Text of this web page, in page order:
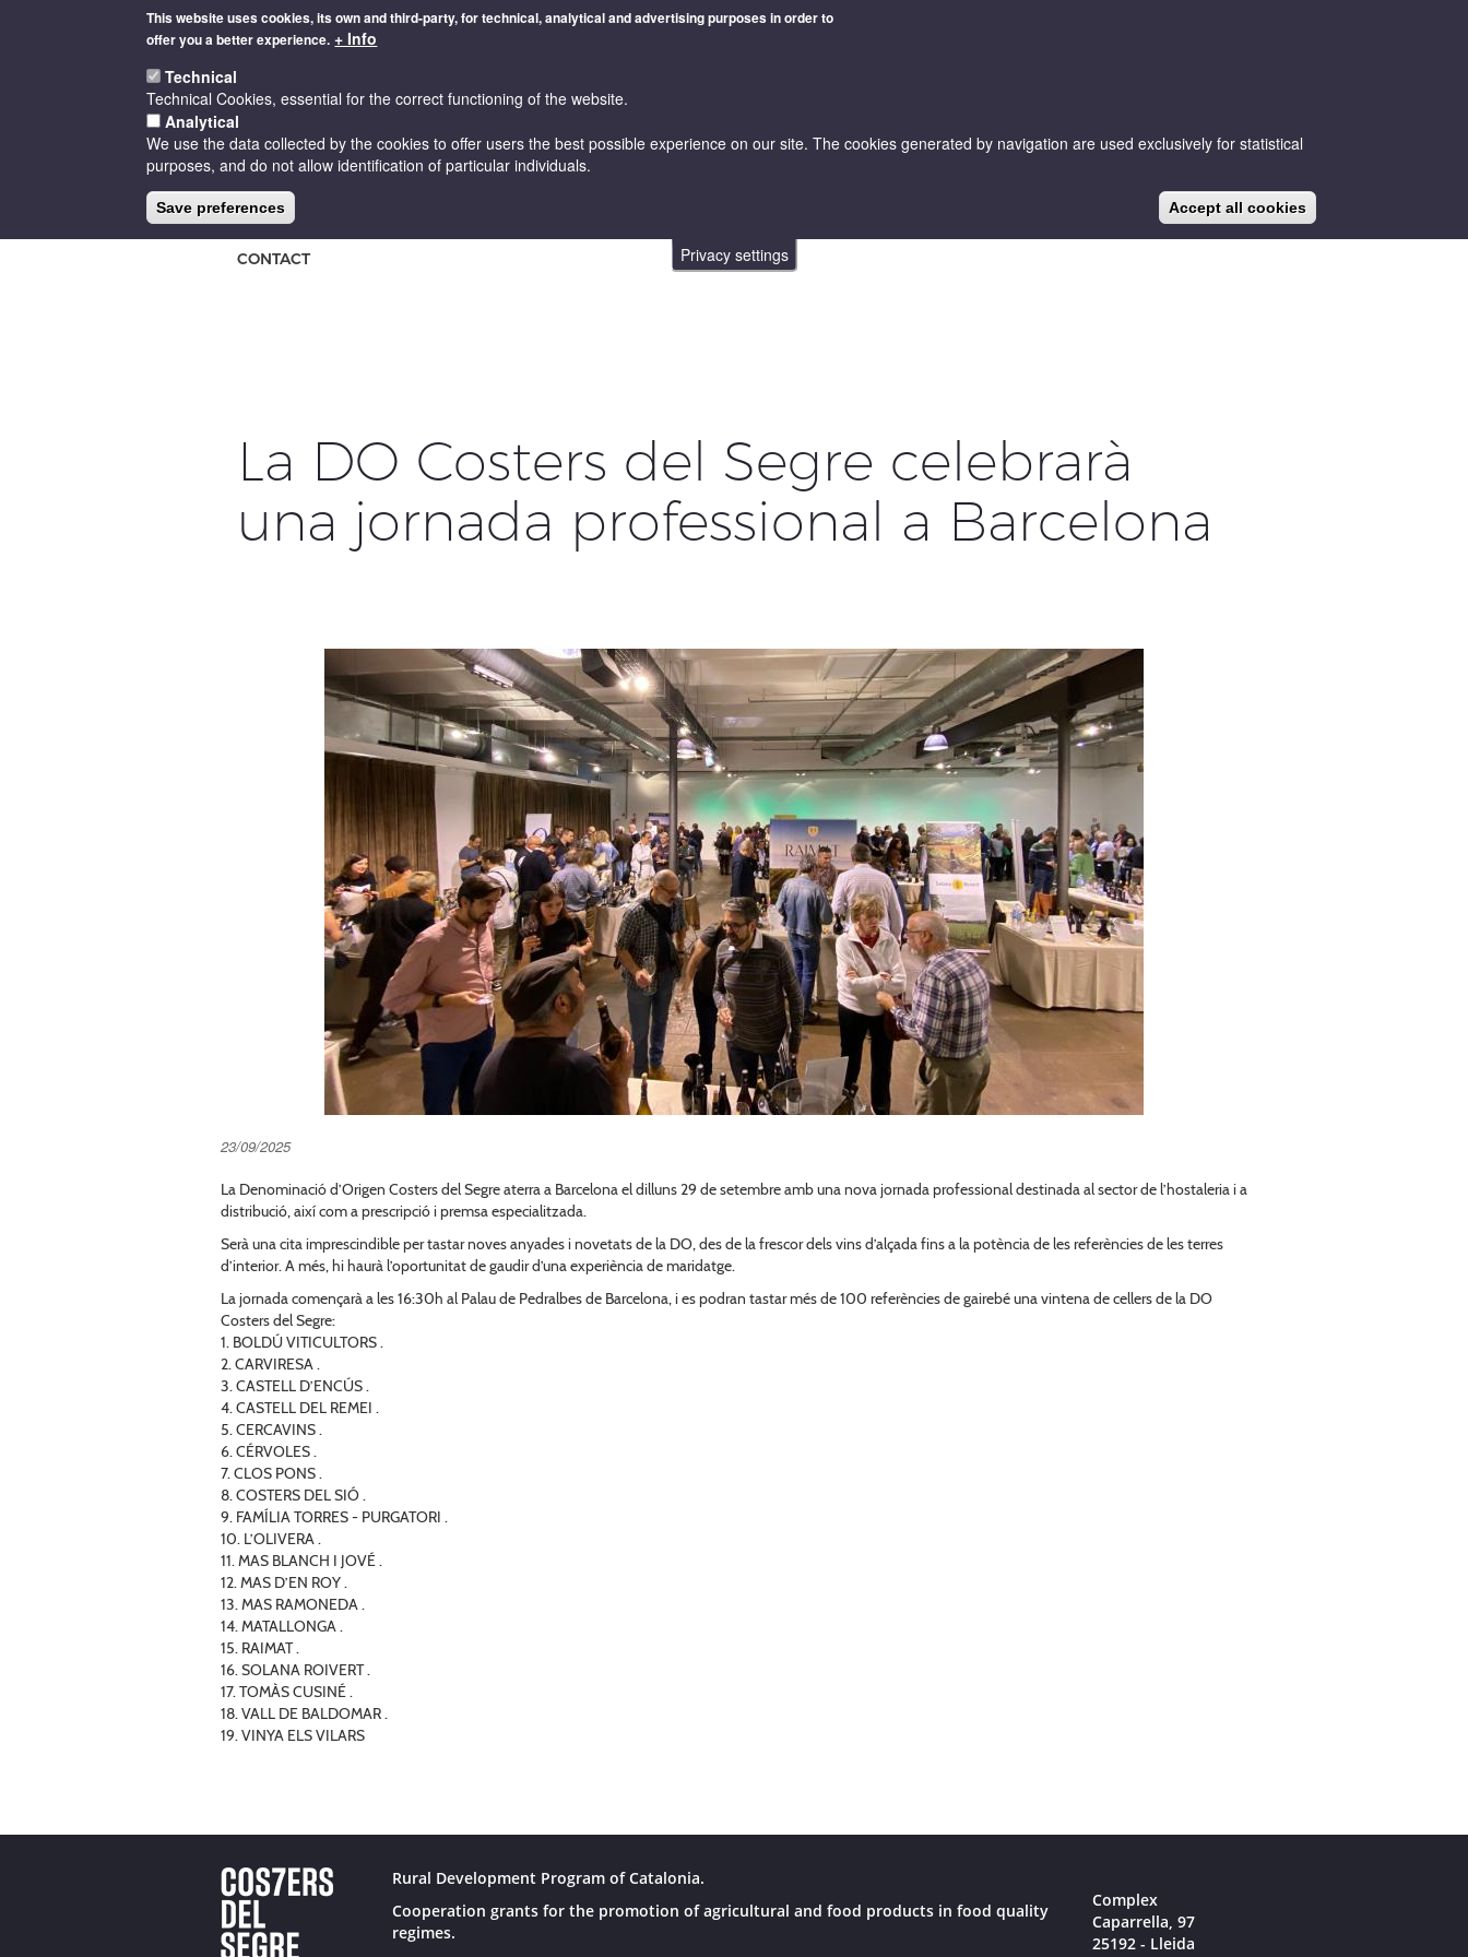
Privacy settings
This website uses cookies, its own and third-party, for technical, analytical and advertising purposes in order to
offer you a better experience. + Info
Technical
Technical Cookies, essential for the correct functioning of the website.
Analytical
We use the data collected by the cookies to offer users the best possible experience on our site. The cookies generated by navigation are used exclusively for statistical
purposes, and do not allow identification of particular individuals.
Save preferences Accept all cookies
HOME
CONTACT
CA ES EN
La DO Costers del Segre celebrarà
una jornada professional a Barcelona
23/09/2025
La Denominació d’Origen Costers del Segre aterra a Barcelona el dilluns 29 de setembre amb una nova jornada professional destinada al sector de l’hostaleria i a
distribució, així com a prescripció i premsa especialitzada.
Serà una cita imprescindible per tastar noves anyades i novetats de la DO, des de la frescor dels vins d’alçada fins a la potència de les referències de les terres
d’interior. A més, hi haurà l’oportunitat de gaudir d’una experiència de maridatge.
La jornada començarà a les 16:30h al Palau de Pedralbes de Barcelona, i es podran tastar més de 100 referències de gairebé una vintena de cellers de la DO
Costers del Segre:
1. BOLDÚ VITICULTORS .
2. CARVIRESA .
3. CASTELL D’ENCÚS .
4. CASTELL DEL REMEI .
5. CERCAVINS .
6. CÉRVOLES .
7. CLOS PONS .
8. COSTERS DEL SIÓ .
9. FAMÍLIA TORRES - PURGATORI .
10. L’OLIVERA .
11. MAS BLANCH I JOVÉ .
12. MAS D’EN ROY .
13. MAS RAMONEDA .
14. MATALLONGA .
15. RAIMAT .
16. SOLANA ROIVERT .
17. TOMÀS CUSINÉ .
18. VALL DE BALDOMAR .
19. VINYA ELS VILARS
Rural Development Program of Catalonia.
Cooperation grants for the promotion of agricultural and food products in food quality
regimes.
Complex
Caparrella, 97
25192 - Lleida